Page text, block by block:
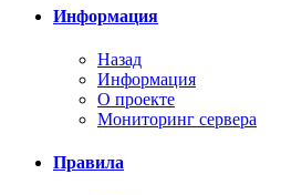
Информация
Назад
Информация
О проекте
Мониторинг сервера
Правила